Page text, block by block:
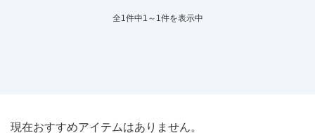
全1件中1～1件を表示中
現在おすすめアイテムはありません。